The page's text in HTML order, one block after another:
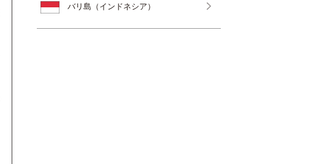
バリ島（インドネシア）